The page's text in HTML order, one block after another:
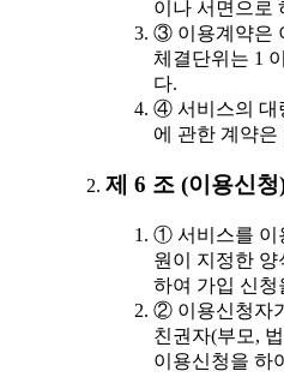
이나 서면으로
③ 이용계약은
체결단위는 1
다.
④ 서비스의 대
에 관한 계약
제 6 조 (이용신청
① 서비스를 이
원이 지정한
하여 가입 신청
② 이용신청자
친권자(부모,
이용신청을 하